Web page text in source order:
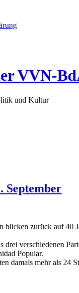
VVN-
und Kultur
September
blicken zurück auf 40
drei verschiedenen
Popular.
damals mehr als 24